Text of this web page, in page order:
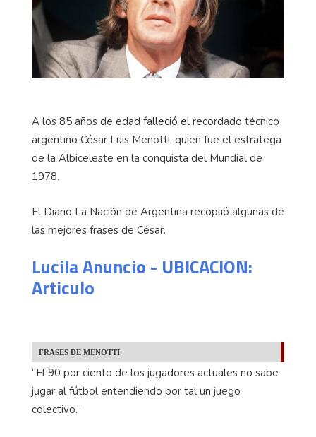
A los 85 años de edad falleció el recordado técnico
argentino César Luis Menotti, quien fue el estratega
de la Albiceleste en la conquista del Mundial de
1978.
El Diario La Nación de Argentina recoplió algunas de
las mejores frases de César.
Lucila Anuncio - UBICACION:
Articulo
FRASES DE MENOTTI
“El 90 por ciento de los jugadores actuales no sabe
jugar al fútbol entendiendo por tal un juego
colectivo.”